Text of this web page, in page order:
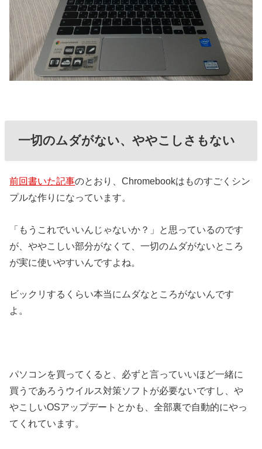
一切のムダがない、ややこしさもない
前回書いた記事のとおり、Chromebookはものすごくシン
プルな作りになっています。
「もうこれでいいんじゃないか？」と思っているのです
が、ややこしい部分がなくて、一切のムダがないところ
が実に使いやすいんですよね。
ビックリするくらい本当にムダなところがないんです
よ。
パソコンを買ってくると、必ずと言っていいほど一緒に
買うであろうウイルス対策ソフトが必要ないですし、や
やこしいOSアップデートとかも、全部裏で自動的にやっ
てくれています。